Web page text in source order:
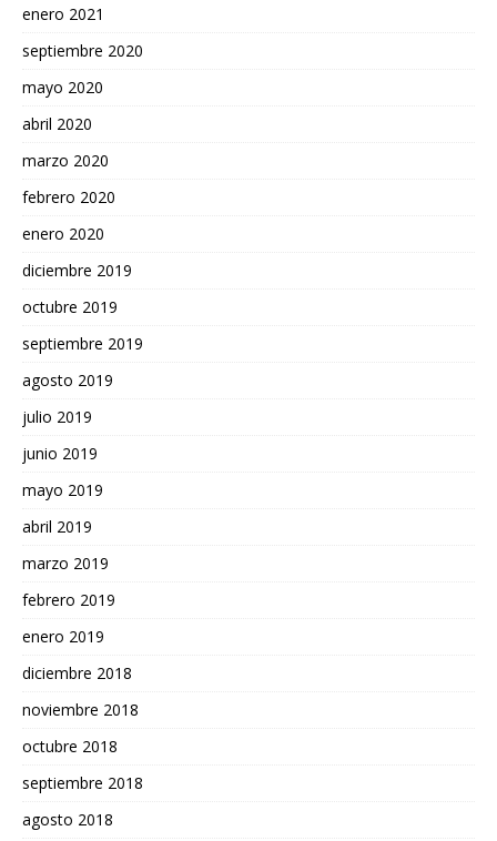
enero 2021
septiembre 2020
mayo 2020
abril 2020
marzo 2020
febrero 2020
enero 2020
diciembre 2019
octubre 2019
septiembre 2019
agosto 2019
julio 2019
junio 2019
mayo 2019
abril 2019
marzo 2019
febrero 2019
enero 2019
diciembre 2018
noviembre 2018
octubre 2018
septiembre 2018
agosto 2018